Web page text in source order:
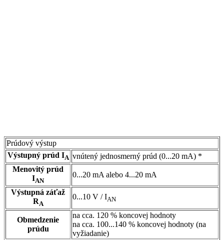
Prúdový výstup
Výstupný prúd IA vnútený jednosmerný prúd (0...20 mA) *
Menovitý prúd
IAN
0...20 mA alebo 4...20 mA
Výstupná záťaž
RA
0...10 V / IAN
Obmedzenie
prúdu
na cca. 120 % koncovej hodnoty
na cca. 100...140 % koncovej hodnoty (na
vyžiadanie)